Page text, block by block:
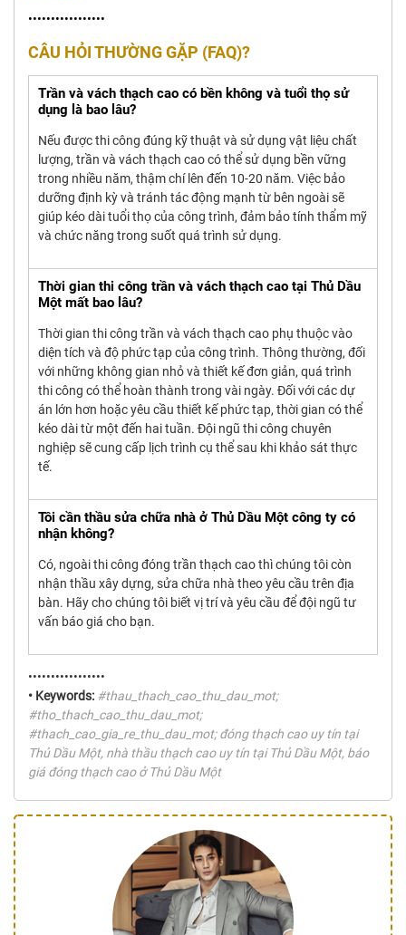
•••••••••••••••••
CÂU HỎI THƯỜNG GẶP (FAQ)?
Trần và vách thạch cao có bền không và tuổi thọ sử
dụng là bao lâu?
Nếu được thi công đúng kỹ thuật và sử dụng vật liệu chất
lượng, trần và vách thạch cao có thể sử dụng bền vững
trong nhiều năm, thậm chí lên đến 10-20 năm. Việc bảo
dưỡng định kỳ và tránh tác động mạnh từ bên ngoài sẽ
giúp kéo dài tuổi thọ của công trình, đảm bảo tính thẩm mỹ
và chức năng trong suốt quá trình sử dụng.
Thời gian thi công trần và vách thạch cao tại Thủ Dầu
Một mất bao lâu?
Thời gian thi công trần và vách thạch cao phụ thuộc vào
diện tích và độ phức tạp của công trình. Thông thường, đối
với những không gian nhỏ và thiết kế đơn giản, quá trình
thi công có thể hoàn thành trong vài ngày. Đối với các dự
án lớn hơn hoặc yêu cầu thiết kế phức tạp, thời gian có thể
kéo dài từ một đến hai tuần. Đội ngũ thi công chuyên
nghiệp sẽ cung cấp lịch trình cụ thể sau khi khảo sát thực
tế.
Tôi cần thầu sửa chữa nhà ở Thủ Dầu Một công ty có
nhận không?
Có, ngoài thi công đóng trần thạch cao thì chúng tôi còn
nhận thầu xây dựng, sửa chữa nhà theo yêu cầu trên địa
bàn. Hãy cho chúng tôi biết vị trí và yêu cầu để đội ngũ tư
vấn báo giá cho bạn.
•••••••••••••••••
• Keywords: #thau_thach_cao_thu_dau_mot;
#tho_thach_cao_thu_dau_mot;
#thach_cao_gia_re_thu_dau_mot; đóng thạch cao uy tín tại
Thủ Dầu Một, nhà thầu thạch cao uy tín tại Thủ Dầu Một, báo
giá đóng thạch cao ở Thủ Dầu Một